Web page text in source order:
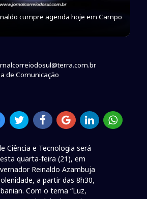
cumpre agenda hoje em Campo
de Comunicação
Ciência e Tecnologia será
quarta-feira (21), em
Reinaldo Azambuja
a partir das 8h30,
Com o tema “Luz,